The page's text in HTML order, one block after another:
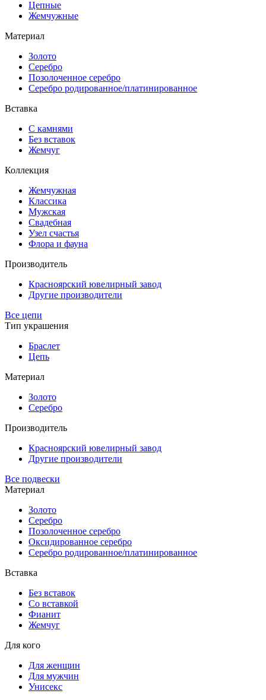
Цепные
Жемчужные
Материал
Золото
Серебро
Позолоченное серебро
Серебро родированное/платинированное
Вставка
С камнями
Без вставок
Жемчуг
Коллекция
Жемчужная
Классика
Мужская
Свадебная
Узел счастья
Флора и фауна
Производитель
Красноярский ювелирный завод
Другие производители
Все цепи
Тип украшения
Браслет
Цепь
Материал
Золото
Серебро
Производитель
Красноярский ювелирный завод
Другие производители
Все подвески
Материал
Золото
Серебро
Позолоченное серебро
Оксидированное серебро
Серебро родированное/платинированное
Вставка
Без вставок
Со вставкой
Фианит
Жемчуг
Для кого
Для женщин
Для мужчин
Унисекс